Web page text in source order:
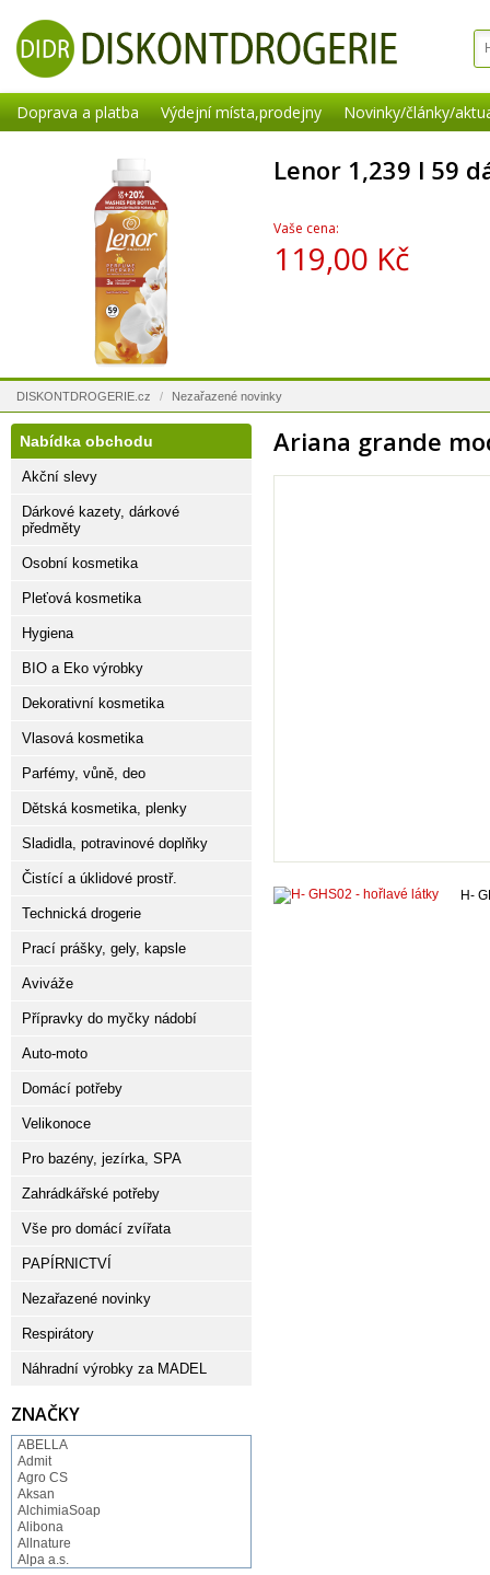
Doprava a platba Výdejní místa,prodejny Novinky/články/
Lenor 1,239 l 59
Vaše cena:
119,00 Kč
DISKONTDROGERIE.cz / Nezařazené novinky
Ariana grande
H-
Nabídka obchodu
Akční slevy
Dárkové kazety, dárkové
předměty
Osobní kosmetika
Pleťová kosmetika
Hygiena
BIO a Eko výrobky
Dekorativní kosmetika
Vlasová kosmetika
Parfémy, vůně, deo
Dětská kosmetika, plenky
Sladidla, potravinové doplňky
Čistící a úklidové prostř.
Technická drogerie
Prací prášky, gely, kapsle
Aviváže
Přípravky do myčky nádobí
Auto-moto
Domácí potřeby
Velikonoce
Pro bazény, jezírka, SPA
Zahrádkářské potřeby
Vše pro domácí zvířata
PAPÍRNICTVÍ
Nezařazené novinky
Respirátory
Náhradní výrobky za MADEL
ZNAČKY
ABELLA
Admit
Agro CS
Aksan
AlchimiaSoap
Alibona
Allnature
Alpa a.s.